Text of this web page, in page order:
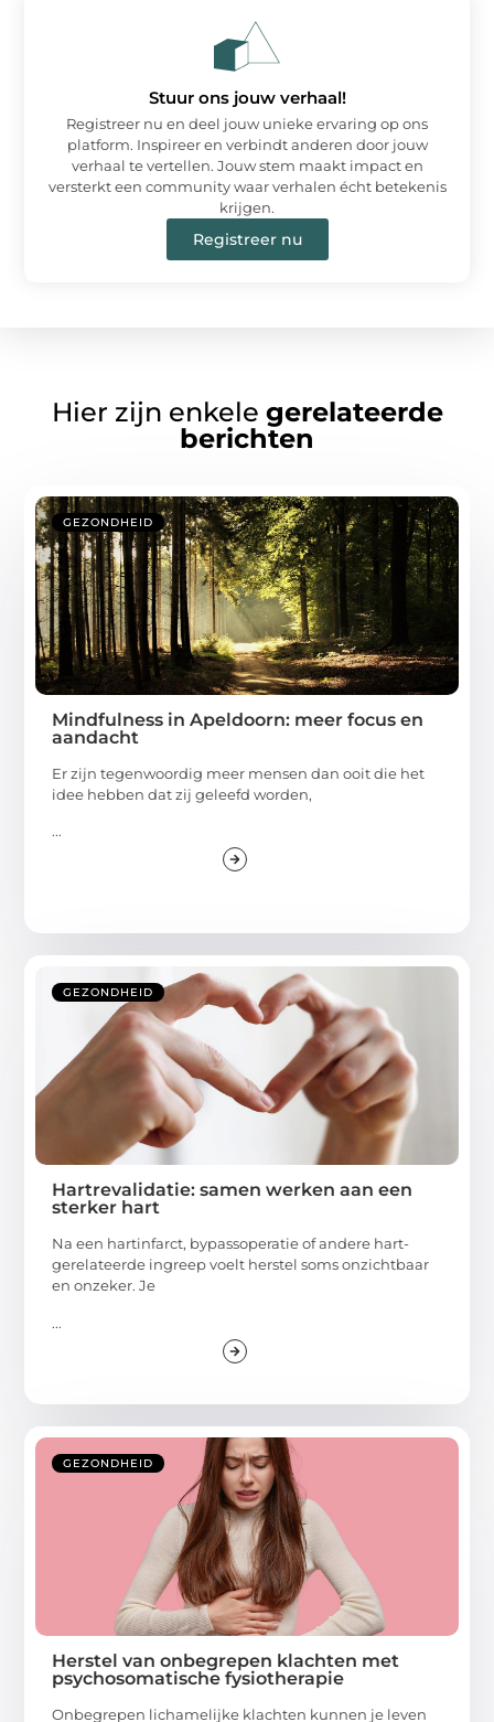
Stuur ons jouw verhaal!
Registreer nu en deel jouw unieke ervaring op ons
platform. Inspireer en verbindt anderen door jouw
verhaal te vertellen. Jouw stem maakt impact en
versterkt een community waar verhalen écht betekenis
krijgen.
Registreer nu
Hier zijn enkele gerelateerde
berichten
GEZONDHEID
Mindfulness in Apeldoorn: meer focus en
aandacht
Er zijn tegenwoordig meer mensen dan ooit die het
idee hebben dat zij geleefd worden,
...
GEZONDHEID
Hartrevalidatie: samen werken aan een
sterker hart
Na een hartinfarct, bypassoperatie of andere hart-
gerelateerde ingreep voelt herstel soms onzichtbaar
en onzeker. Je
...
GEZONDHEID
Herstel van onbegrepen klachten met
psychosomatische fysiotherapie
Onbegrepen lichamelijke klachten kunnen je leven